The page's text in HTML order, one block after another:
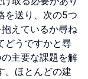
を送り、次の5つ
えているか尋ね
どうですかと尋
主要な課題を解
。ほとんどの建